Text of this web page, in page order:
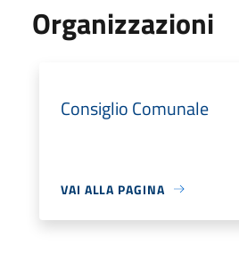
Organizzazioni
Consiglio Comunale
VAI ALLA PAGINA